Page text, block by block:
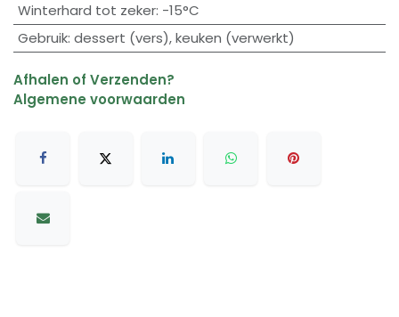
Winterhard tot zeker: -15°C
Gebruik: dessert (vers),keuken (verwerkt)
Afhalen of Verzenden?
Algemene voorwaarden